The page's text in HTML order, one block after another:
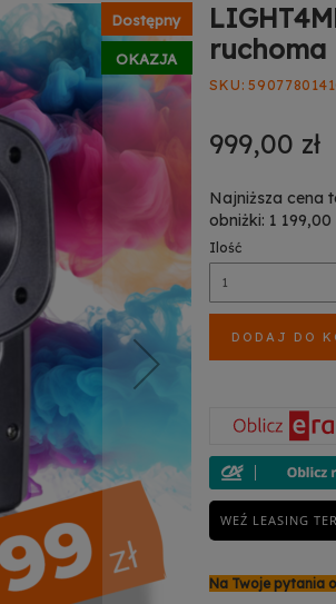
Dostępny
OKAZJA
ruchoma
SKU
999,00 zł
Najniższa cena
obniżki: 1 199,00
Ilość
DODAJ DO
WEŹ LEASING
Na Twoje pytania